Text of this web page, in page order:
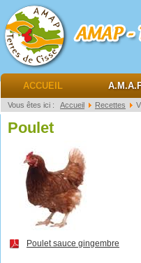
AMAP Terres
ACCUEIL
Vous êtes ici : Accueil Recettes
Poulet
Poulet sauce gingembre